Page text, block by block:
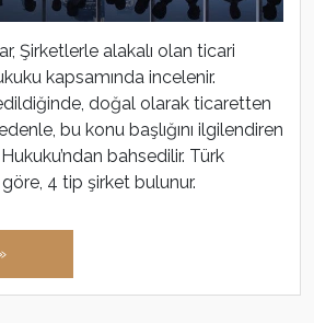
Şirketlerle alakalı olan ticari
kapsamında incelenir.
doğal olarak ticaretten
bu konu başlığını ilgilendiren
bahsedilir. Türk
4 tip şirket bulunur.